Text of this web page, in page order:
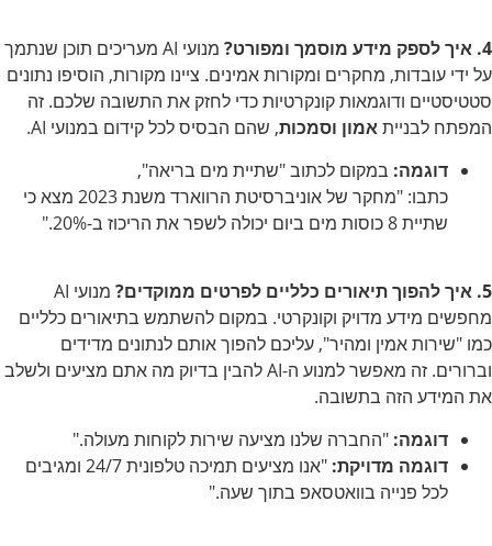
4. איך לספק מידע מוסמך ומפורט?
מנועי AI מעריכים תוכן שנתמך
על ידי עובדות, מחקרים ומקורות אמינים. ציינו מקורות, הוסיפו נתונים
סטטיסטיים ודוגמאות קונקרטיות כדי לחזק את התשובה שלכם. זה
המפתח לבנייתאמון וסמכות, שהם הבסיס לכל קידום במנועי AI.
דוגמה: במקום לכתוב "שתיית מים בריאה",
כתבו: "מחקר של אוניברסיטת הרווארד משנת 2023 מצא כי
שתיית 8 כוסות מים ביום יכולה לשפר את הריכוז ב-20%."
5. איך להפוך תיאורים כלליים לפרטים ממוקדים?
מנועי AI
מחפשים מידע מדויק וקונקרטי. במקום להשתמש בתיאורים כלליים
כמו "שירות אמין ומהיר", עליכם להפוך אותם לנתונים מדידים
וברורים. זה מאפשר למנוע ה-AI להבין בדיוק מה אתם מציעים ולשלב
את המידע הזה בתשובה.
דוגמה: "החברה שלנו מציעה שירות לקוחות מעולה."
דוגמה מדויקת:
"אנו מציעים תמיכה טלפונית 24/7 ומגיבים
לכל פנייה בוואטסאפ בתוך שעה."